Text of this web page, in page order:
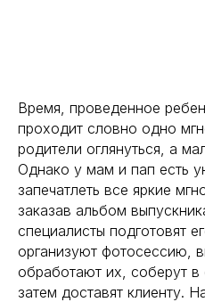
Время, проведенное
проходит словно одно
родители оглянуться, а
Однако у мам и пап есть
запечатлеть все яркие
заказав альбом
специалисты подготовят
организуют фотосессию,
обработают их, соберут
затем доставят клиенту.